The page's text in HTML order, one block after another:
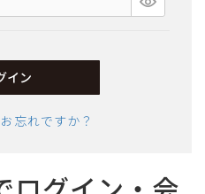
イン
忘れですか？